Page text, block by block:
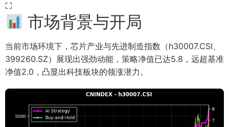
⛶
市场背景与开局
当前市场环境下，芯片产业与先进制造指数（h30007.CSI、
399260.SZ）展现出强劲动能，策略净值已达5.8，远超基准
净值2.0，凸显出科技板块的领涨潜力。